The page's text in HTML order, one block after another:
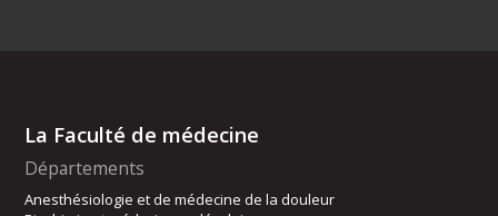
La Faculté de médecine
Départements
Anesthésiologie et de médecine de la douleur